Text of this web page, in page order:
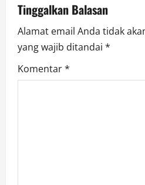
o
n
Tinggalkan Balasan
Alamat email Anda tidak
yang wajib ditandai *
Komentar*